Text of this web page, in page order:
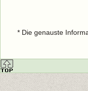
* Die genauste